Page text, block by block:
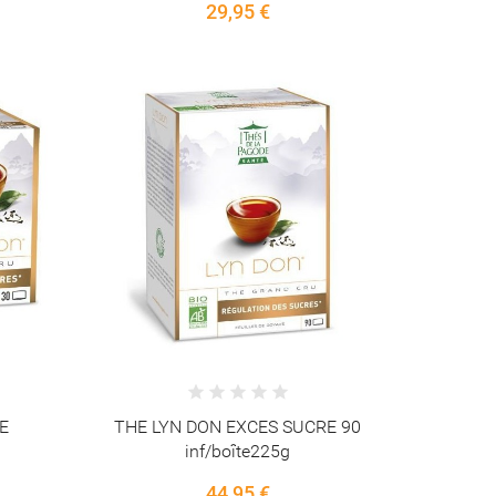
29,95 €
THE LYN DON EXCES SUCRE 90
inf/boîte225g